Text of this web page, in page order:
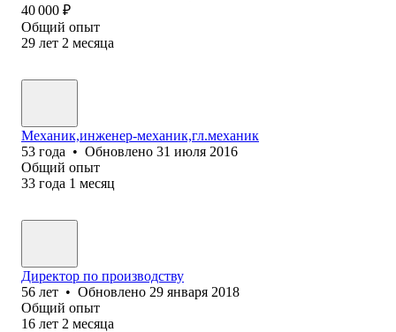
40 000 ₽
Общий опыт
29 лет 2 месяца
Механик,инженер-механик,гл.механик
53 года • Обновлено 31 июля 2016
Общий опыт
33 года 1 месяц
Директор по производству
56 лет • Обновлено 29 января 2018
Общий опыт
16 лет 2 месяца